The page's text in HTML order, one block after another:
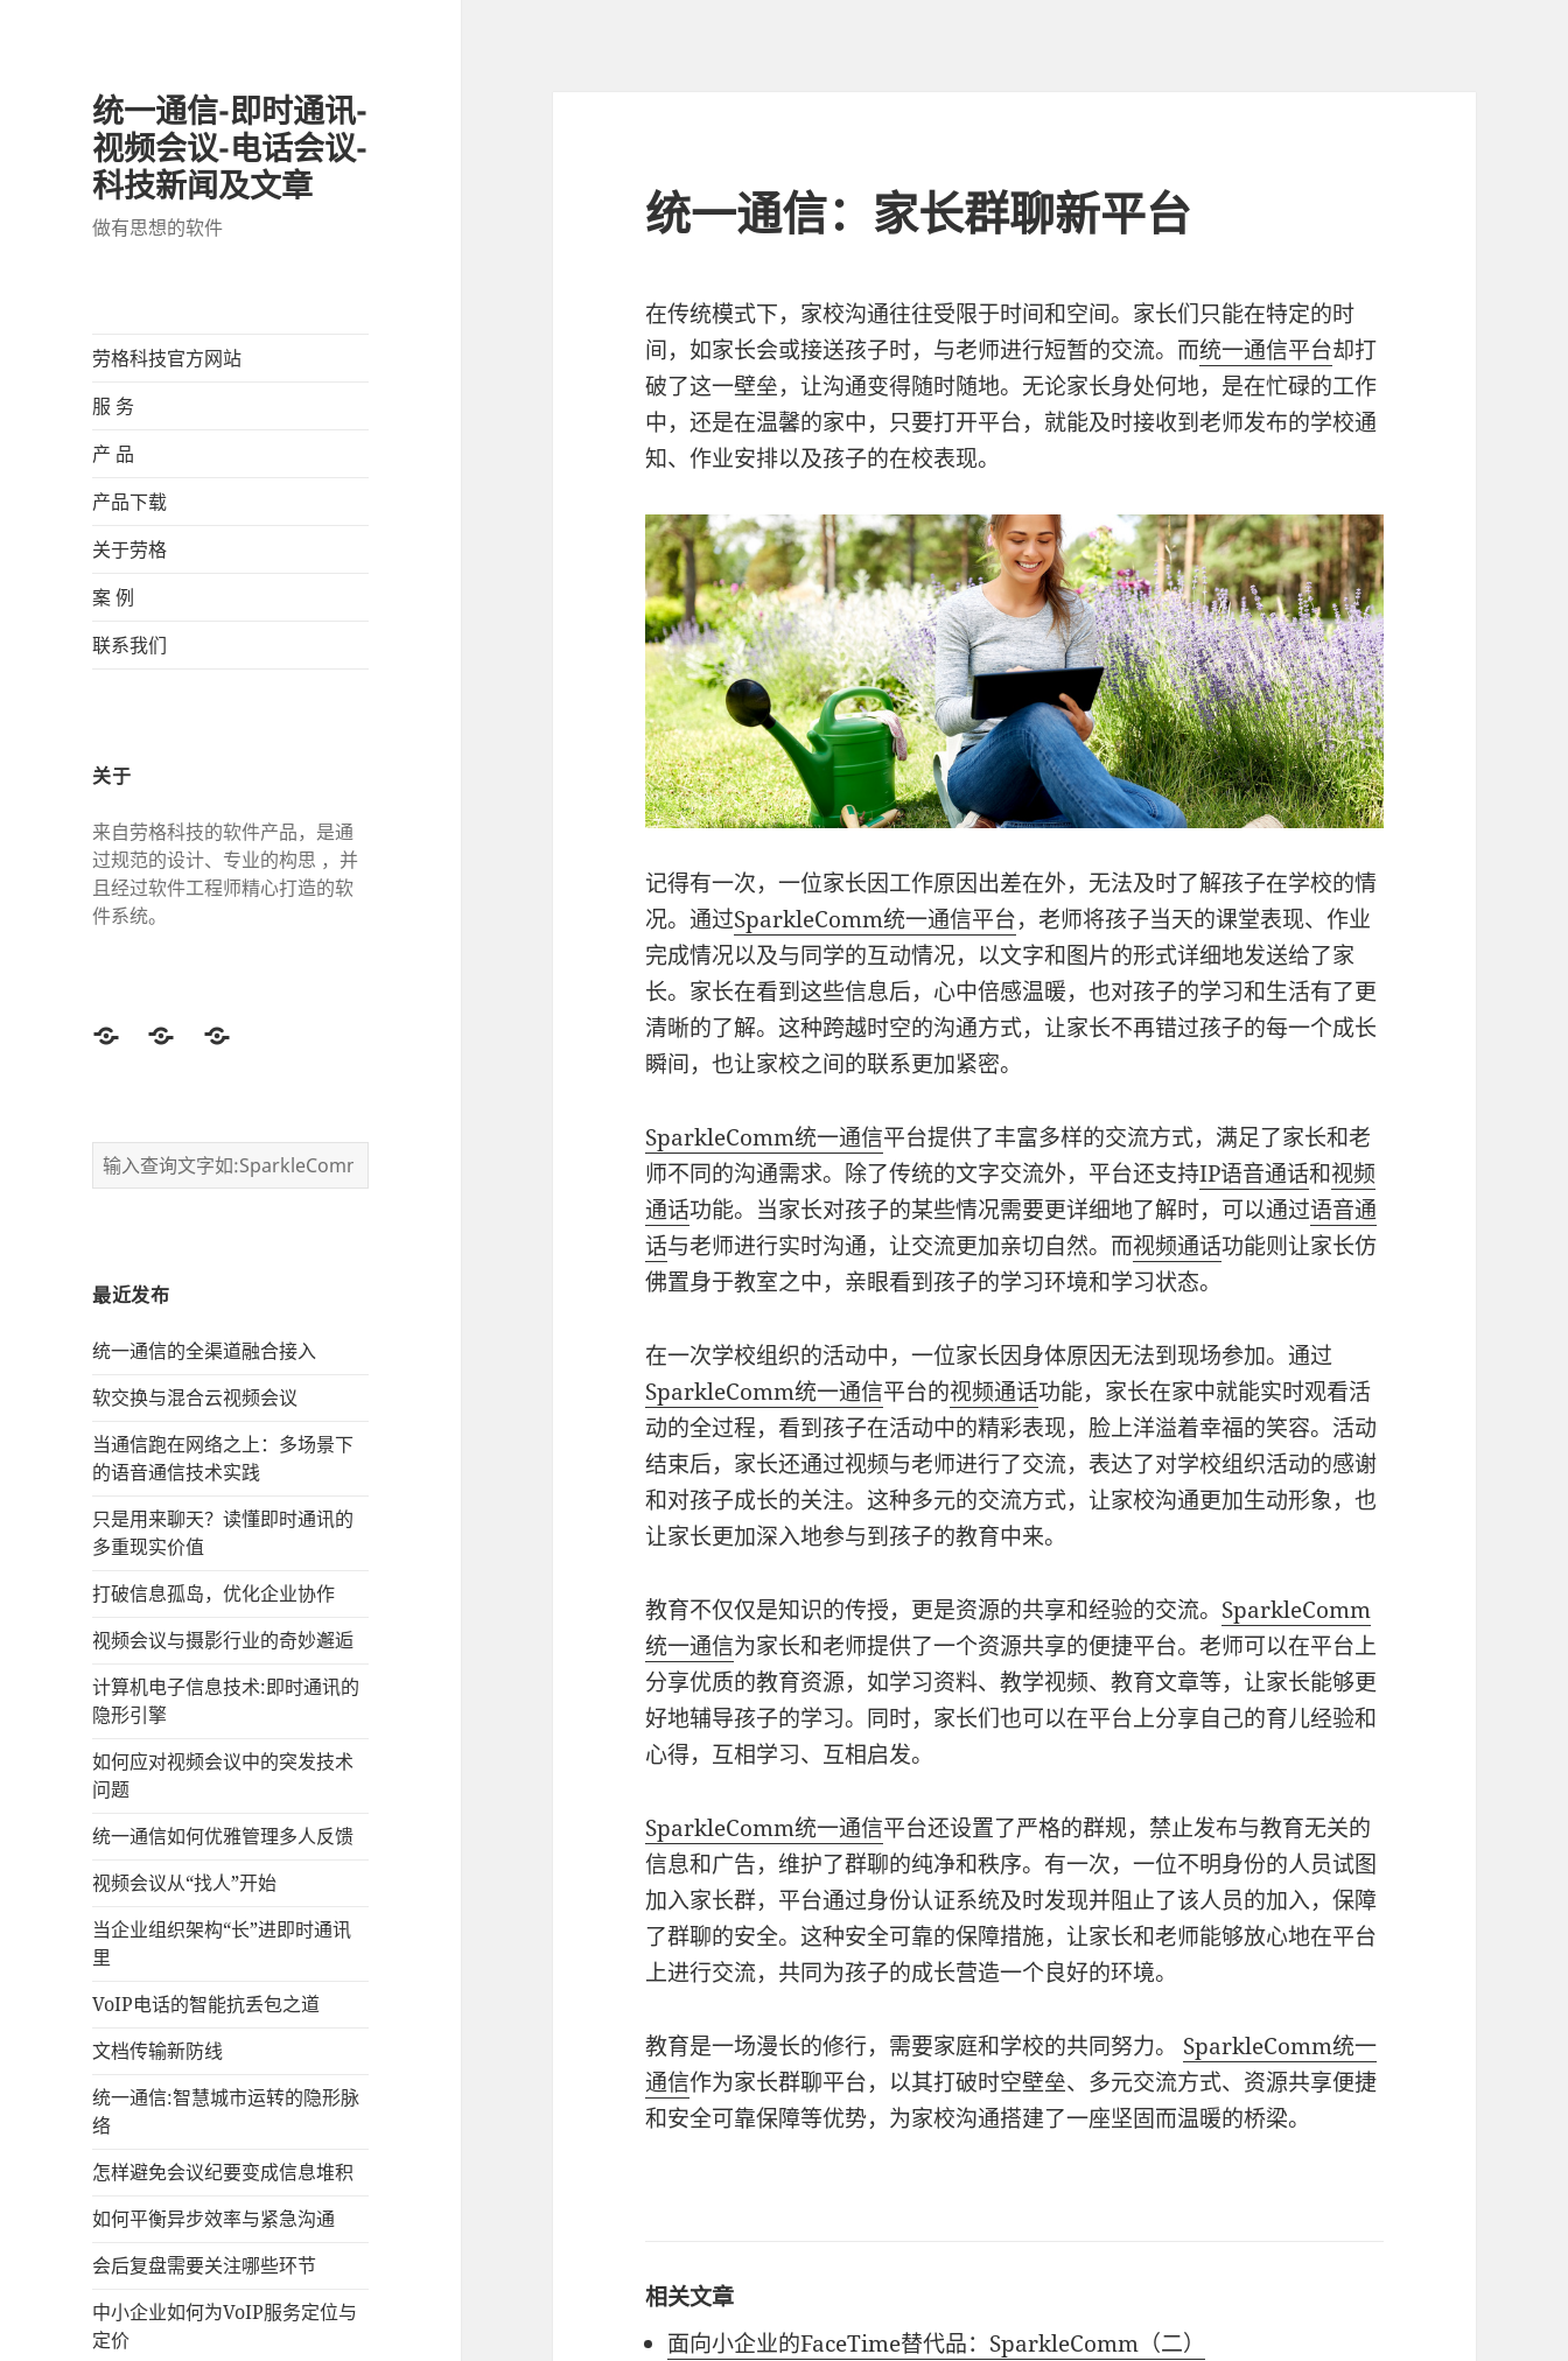
统一通信-即时通讯-
视频会议-电话会议-
科技新闻及文章
做有思想的软件
劳格科技官方网站
服 务
产 品
产品下载
关于劳格
案 例
联系我们
关于
来自劳格科技的软件产品，是通
过规范的设计、专业的构思 ，并
且经过软件工程师精心打造的软
件系统。
TwitterFacebookGoogle
最近发布
统一通信的‌全渠道融合接入
软交换与混合云视频会议
当通信跑在网络之上：多场景下
的语音通信技术实践
只是用来聊天？读懂即时通讯的
多重现实价值
打破信息孤岛，优化企业协作
视频会议与摄影行业的奇妙邂逅
计算机电子信息技术:即时通讯的
隐形引擎
如何应对视频会议中的突发技术
问题
统一通信如何优雅管理多人反馈
视频会议从“找人”开始
当企业组织架构“长”进即时通讯
里
VoIP电话的智能抗丢包之道
文档传输新防线
统一通信:智慧城市运转的隐形脉
络
怎样避免会议纪要变成信息堆积
如何平衡异步效率与紧急沟通
会后复盘需要关注哪些环节
中小企业如何为VoIP服务定位与
定价
统一通信：家长群聊新平台
在传统模式下，家校沟通往往受限于时间和空间。家长们只能在特定的时
间，如家长会或接送孩子时，与老师进行短暂的交流。而统一通信平台却打
破了这一壁垒，让沟通变得随时随地。无论家长身处何地，是在忙碌的工作
中，还是在温馨的家中，只要打开平台，就能及时接收到老师发布的学校通
知、作业安排以及孩子的在校表现。
记得有一次，一位家长因工作原因出差在外，无法及时了解孩子在学校的情
况。通过SparkleComm统一通信平台，老师将孩子当天的课堂表现、作业
完成情况以及与同学的互动情况，以文字和图片的形式详细地发送给了家
长。家长在看到这些信息后，心中倍感温暖，也对孩子的学习和生活有了更
清晰的了解。这种跨越时空的沟通方式，让家长不再错过孩子的每一个成长
瞬间，也让家校之间的联系更加紧密。
SparkleComm统一通信平台提供了丰富多样的交流方式，满足了家长和老
师不同的沟通需求。除了传统的文字交流外，平台还支持IP语音通话和视频
通话功能。当家长对孩子的某些情况需要更详细地了解时，可以通过语音通
话与老师进行实时沟通，让交流更加亲切自然。而视频通话功能则让家长仿
佛置身于教室之中，亲眼看到孩子的学习环境和学习状态。
在一次学校组织的活动中，一位家长因身体原因无法到现场参加。通过
SparkleComm统一通信平台的视频通话功能，家长在家中就能实时观看活
动的全过程，看到孩子在活动中的精彩表现，脸上洋溢着幸福的笑容。活动
结束后，家长还通过视频与老师进行了交流，表达了对学校组织活动的感谢
和对孩子成长的关注。这种多元的交流方式，让家校沟通更加生动形象，也
让家长更加深入地参与到孩子的教育中来。
教育不仅仅是知识的传授，更是资源的共享和经验的交流。 SparkleComm
统一通信为家长和老师提供了一个资源共享的便捷平台。老师可以在平台上
分享优质的教育资源，如学习资料、教学视频、教育文章等，让家长能够更
好地辅导孩子的学习。同时，家长们也可以在平台上分享自己的育儿经验和
心得，互相学习、互相启发。
SparkleComm统一通信平台还设置了严格的群规，禁止发布与教育无关的
信息和广告，维护了群聊的纯净和秩序。有一次，一位不明身份的人员试图
加入家长群，平台通过身份认证系统及时发现并阻止了该人员的加入，保障
了群聊的安全。这种安全可靠的保障措施，让家长和老师能够放心地在平台
上进行交流，共同为孩子的成长营造一个良好的环境。
教育是一场漫长的修行，需要家庭和学校的共同努力。 SparkleComm统一
通信作为家长群聊平台，以其打破时空壁垒、多元交流方式、资源共享便捷
和安全可靠保障等优势，为家校沟通搭建了一座坚固而温暖的桥梁。
相关文章
面向小企业的FaceTime替代品：SparkleComm（二）